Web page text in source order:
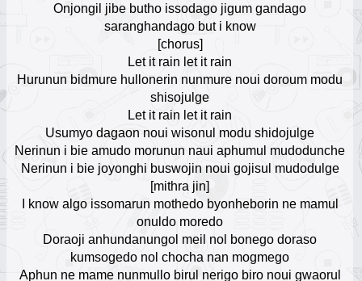
Escuchar Música online
Paulo Londra
Escuchar Música online
21
Kanye West
Escuchar Música online
Nelly
Escuchar Música online
Oruam
Onjongil jibe butho issodago jigum gandago
saranghandago but i know
[chorus]
Let it rain let it rain
Hurunun bidmure hullonerin nunmure noui doroum modu
shisojulge
Let it rain let it rain
Usumyo dagaon noui wisonul modu shidojulge
Nerinun i bie amudo morunun naui aphumul mudodunche
Nerinun i bie joyonghi buswojin noui gojisul mudodulge
[mithra jin]
I know algo issomarun mothedo byonheborin ne mamul
onuldo moredo
Doraoji anhundanungol meil nol bonego doraso
kumsogedo nol chocha nan mogmego
Aphun ne mame nunmullo birul nerigo biro noui gwaorul